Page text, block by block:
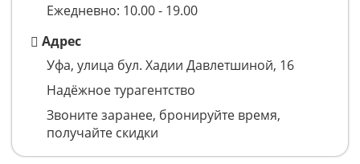
Ежедневно: 10.00 - 19.00
Адрес
Уфа, улица бул. Хадии Давлетшиной, 16
Надёжное турагентство
Звоните заранее, бронируйте время,
получайте скидки